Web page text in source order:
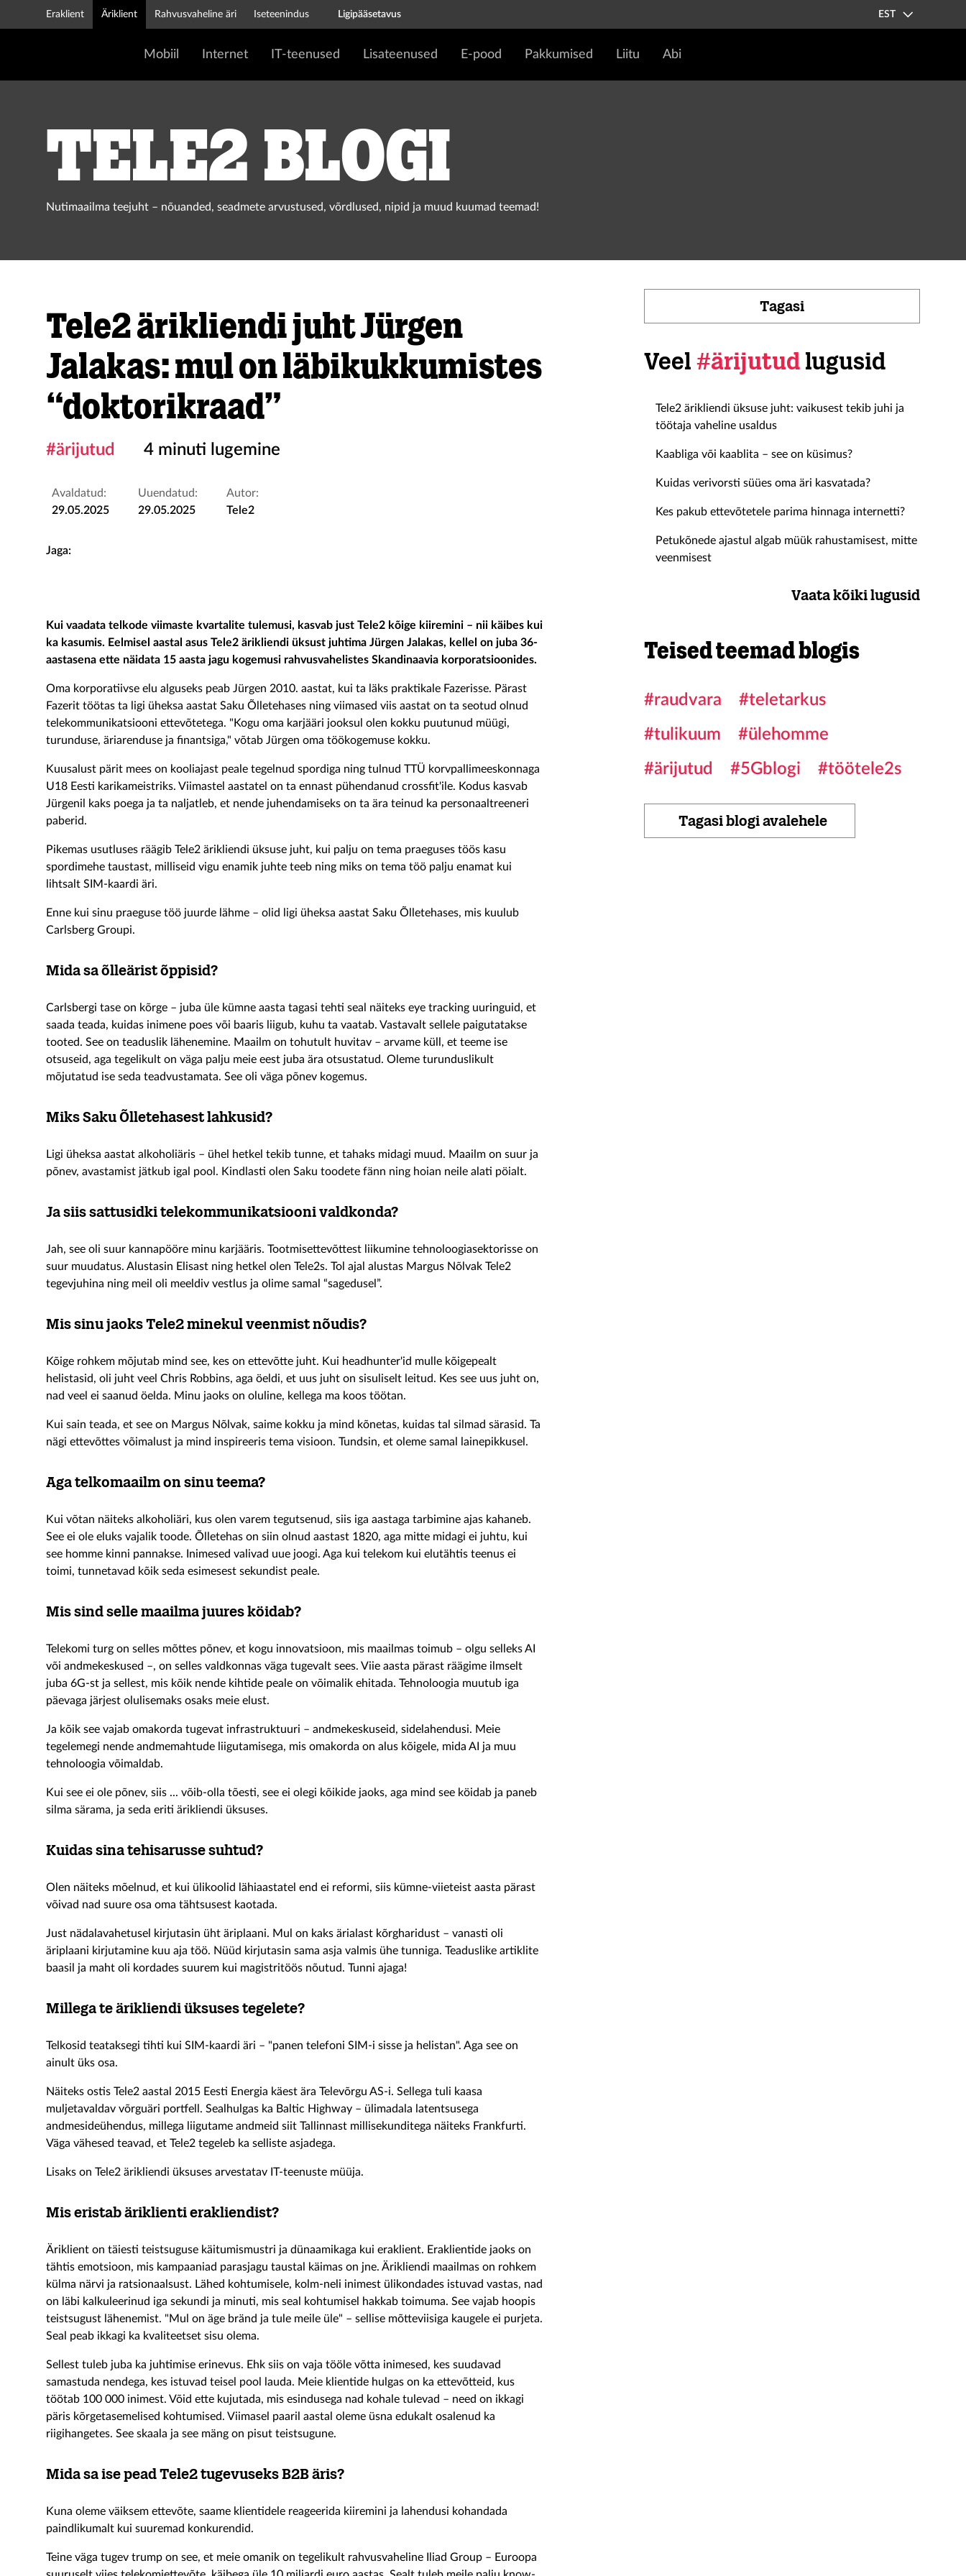
Eraklient Äriklient Rahvusvaheline äri Iseteenindus Ligipääsetavus EST
Mobiil Internet IT-teenused Lisateenused E-pood Pakkumised Liitu Abi
Tele2 blogi
Nutimaailma teejuht – nõuanded, seadmete arvustused, võrdlused, nipid ja muud kuumad teemad!
Tele2 ärikliendi juht Jürgen
Jalakas: mul on läbikukkumistes
“doktorikraad”
#ärijutud 4 minuti lugemine
Avaldatud:
29.05.2025
Uuendatud:
29.05.2025
Autor:
Tele2
Jaga:
Kui vaadata telkode viimaste kvartalite tulemusi, kasvab just Tele2 kõige kiiremini – nii käibes kui
ka kasumis. Eelmisel aastal asus Tele2 ärikliendi üksust juhtima Jürgen Jalakas, kellel on juba 36-
aastasena ette näidata 15 aasta jagu kogemusi rahvusvahelistes Skandinaavia korporatsioonides.
Oma korporatiivse elu alguseks peab Jürgen 2010. aastat, kui ta läks praktikale Fazerisse. Pärast
Fazerit töötas ta ligi üheksa aastat Saku Õlletehases ning viimased viis aastat on ta seotud olnud
telekommunikatsiooni ettevõtetega. "Kogu oma karjääri jooksul olen kokku puutunud müügi,
turunduse, äriarenduse ja finantsiga," võtab Jürgen oma töökogemuse kokku.
Kuusalust pärit mees on kooliajast peale tegelnud spordiga ning tulnud TTÜ korvpallimeeskonnaga
U18 Eesti karikameistriks. Viimastel aastatel on ta ennast pühendanud crossfit'ile. Kodus kasvab
Jürgenil kaks poega ja ta naljatleb, et nende juhendamiseks on ta ära teinud ka personaaltreeneri
paberid.
Pikemas usutluses räägib Tele2 ärikliendi üksuse juht, kui palju on tema praeguses töös kasu
spordimehe taustast, milliseid vigu enamik juhte teeb ning miks on tema töö palju enamat kui
lihtsalt SIM-kaardi äri.
Enne kui sinu praeguse töö juurde lähme – olid ligi üheksa aastat Saku Õlletehases, mis kuulub
Carlsberg Groupi.
Mida sa õlleärist õppisid?
Carlsbergi tase on kõrge – juba üle kümne aasta tagasi tehti seal näiteks eye tracking uuringuid, et
saada teada, kuidas inimene poes või baaris liigub, kuhu ta vaatab. Vastavalt sellele paigutatakse
tooted. See on teaduslik lähenemine. Maailm on tohutult huvitav – arvame küll, et teeme ise
otsuseid, aga tegelikult on väga palju meie eest juba ära otsustatud. Oleme turunduslikult
mõjutatud ise seda teadvustamata. See oli väga põnev kogemus.
Miks Saku Õlletehasest lahkusid?
Ligi üheksa aastat alkoholiäris – ühel hetkel tekib tunne, et tahaks midagi muud. Maailm on suur ja
põnev, avastamist jätkub igal pool. Kindlasti olen Saku toodete fänn ning hoian neile alati pöialt.
Ja siis sattusidki telekommunikatsiooni valdkonda?
Jah, see oli suur kannapööre minu karjääris. Tootmisettevõttest liikumine tehnoloogiasektorisse on
suur muudatus. Alustasin Elisast ning hetkel olen Tele2s. Tol ajal alustas Margus Nõlvak Tele2
tegevjuhina ning meil oli meeldiv vestlus ja olime samal “sagedusel”.
Mis sinu jaoks Tele2 minekul veenmist nõudis?
Kõige rohkem mõjutab mind see, kes on ettevõtte juht. Kui headhunter'id mulle kõigepealt
helistasid, oli juht veel Chris Robbins, aga öeldi, et uus juht on sisuliselt leitud. Kes see uus juht on,
nad veel ei saanud öelda. Minu jaoks on oluline, kellega ma koos töötan.
Kui sain teada, et see on Margus Nõlvak, saime kokku ja mind kõnetas, kuidas tal silmad särasid. Ta
nägi ettevõttes võimalust ja mind inspireeris tema visioon. Tundsin, et oleme samal lainepikkusel.
Aga telkomaailm on sinu teema?
Kui võtan näiteks alkoholiäri, kus olen varem tegutsenud, siis iga aastaga tarbimine ajas kahaneb.
See ei ole eluks vajalik toode. Õlletehas on siin olnud aastast 1820, aga mitte midagi ei juhtu, kui
see homme kinni pannakse. Inimesed valivad uue joogi. Aga kui telekom kui elutähtis teenus ei
toimi, tunnetavad kõik seda esimesest sekundist peale.
Mis sind selle maailma juures köidab?
Telekomi turg on selles mõttes põnev, et kogu innovatsioon, mis maailmas toimub – olgu selleks AI
või andmekeskused –, on selles valdkonnas väga tugevalt sees. Viie aasta pärast räägime ilmselt
juba 6G-st ja sellest, mis kõik nende kihtide peale on võimalik ehitada. Tehnoloogia muutub iga
päevaga järjest olulisemaks osaks meie elust.
Ja kõik see vajab omakorda tugevat infrastruktuuri – andmekeskuseid, sidelahendusi. Meie
tegelemegi nende andmemahtude liigutamisega, mis omakorda on alus kõigele, mida AI ja muu
tehnoloogia võimaldab.
Kui see ei ole põnev, siis ... võib-olla tõesti, see ei olegi kõikide jaoks, aga mind see köidab ja paneb
silma särama, ja seda eriti ärikliendi üksuses.
Kuidas sina tehisarusse suhtud?
Olen näiteks mõelnud, et kui ülikoolid lähiaastatel end ei reformi, siis kümne-viieteist aasta pärast
võivad nad suure osa oma tähtsusest kaotada.
Just nädalavahetusel kirjutasin üht äriplaani. Mul on kaks ärialast kõrgharidust – vanasti oli
äriplaani kirjutamine kuu aja töö. Nüüd kirjutasin sama asja valmis ühe tunniga. Teaduslike artiklite
baasil ja maht oli kordades suurem kui magistritöös nõutud. Tunni ajaga!
Millega te ärikliendi üksuses tegelete?
Telkosid teataksegi tihti kui SIM-kaardi äri – "panen telefoni SIM-i sisse ja helistan". Aga see on
ainult üks osa.
Näiteks ostis Tele2 aastal 2015 Eesti Energia käest ära Televõrgu AS-i. Sellega tuli kaasa
muljetavaldav võrguäri portfell. Sealhulgas ka Baltic Highway – ülimadala latentsusega
andmesideühendus, millega liigutame andmeid siit Tallinnast millisekunditega näiteks Frankfurti.
Väga vähesed teavad, et Tele2 tegeleb ka selliste asjadega.
Lisaks on Tele2 ärikliendi üksuses arvestatav IT-teenuste müüja.
Mis eristab äriklienti erakliendist?
Äriklient on täiesti teistsuguse käitumismustri ja dünaamikaga kui eraklient. Eraklientide jaoks on
tähtis emotsioon, mis kampaaniad parasjagu taustal käimas on jne. Ärikliendi maailmas on rohkem
külma närvi ja ratsionaalsust. Lähed kohtumisele, kolm-neli inimest ülikondades istuvad vastas, nad
on läbi kalkuleerinud iga sekundi ja minuti, mis seal kohtumisel hakkab toimuma. See vajab hoopis
teistsugust lähenemist. "Mul on äge bränd ja tule meile üle" – sellise mõtteviisiga kaugele ei purjeta.
Seal peab ikkagi ka kvaliteetset sisu olema.
Sellest tuleb juba ka juhtimise erinevus. Ehk siis on vaja tööle võtta inimesed, kes suudavad
samastuda nendega, kes istuvad teisel pool lauda. Meie klientide hulgas on ka ettevõtteid, kus
töötab 100 000 inimest. Võid ette kujutada, mis esindusega nad kohale tulevad – need on ikkagi
päris kõrgetasemelised kohtumised. Viimasel paaril aastal oleme üsna edukalt osalenud ka
riigihangetes. See skaala ja see mäng on pisut teistsugune.
Mida sa ise pead Tele2 tugevuseks B2B äris?
Kuna oleme väiksem ettevõte, saame klientidele reageerida kiiremini ja lahendusi kohandada
paindlikumalt kui suuremad konkurendid.
Teine väga tugev trump on see, et meie omanik on tegelikult rahvusvaheline Iliad Group – Euroopa
Tagasi
Veel #ärijutud lugusid
Tele2 ärikliendi üksuse juht: vaikusest tekib juhi ja
töötaja vaheline usaldus
Kaabliga või kaablita – see on küsimus?
Kuidas verivorsti süües oma äri kasvatada?
Kes pakub ettevõtetele parima hinnaga internetti?
Petukõnede ajastul algab müük rahustamisest, mitte
veenmisest
Vaata kõiki lugusid
Teised teemad blogis
#raudvara
#teletarkus
#tulikuum
#ülehomme
#ärijutud
#5Gblogi #töötele2s
Tagasi blogi avalehele